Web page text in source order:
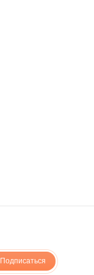
Подписаться